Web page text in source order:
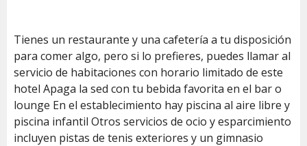
Tienes un restaurante y una cafetería a tu disposición
para comer algo, pero si lo prefieres, puedes llamar al
servicio de habitaciones con horario limitado de este
hotel Apaga la sed con tu bebida favorita en el bar o
lounge En el establecimiento hay piscina al aire libre y
piscina infantil Otros servicios de ocio y esparcimiento
incluyen pistas de tenis exteriores y un gimnasio